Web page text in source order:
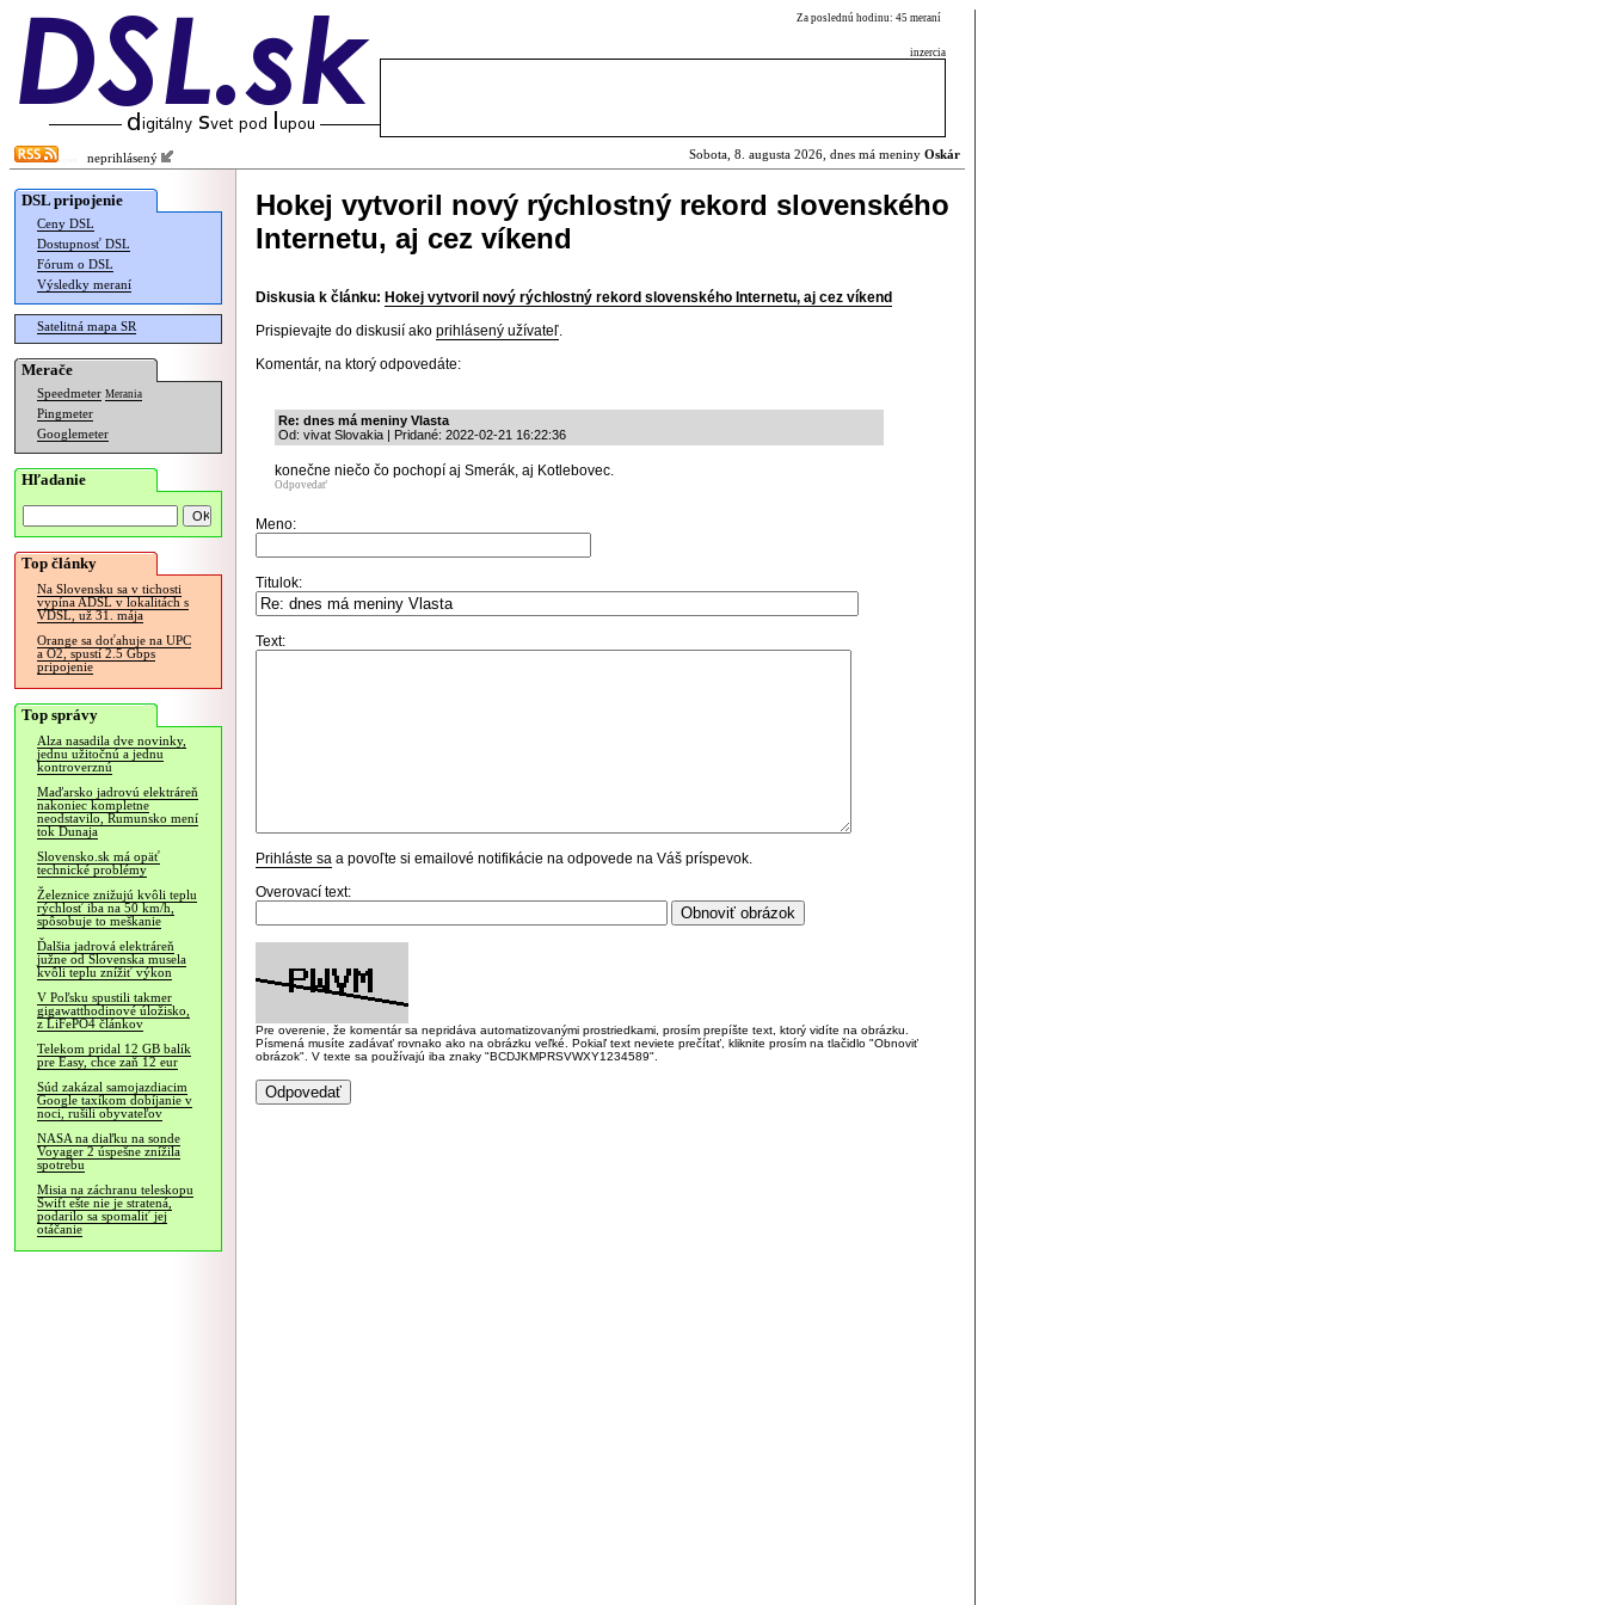
Za poslednú hodinu: 45 meraní
inzercia
neprihlásený Sobota, 8. augusta 2026, dnes má meniny Oskár
DSL pripojenie
Ceny DSL
Dostupnosť DSL
Fórum o DSL
Výsledky meraní
Satelitná mapa SR
Merače
Speedmeter Merania
Pingmeter
Googlemeter
Hľadanie
Top články
Na Slovensku sa v tichosti
vypína ADSL v lokalitách s
VDSL, už 31. mája
Orange sa doťahuje na UPC
a O2, spustí 2.5 Gbps
pripojenie
Top správy
Alza nasadila dve novinky,
jednu užitočnú a jednu
kontroverznú
Maďarsko jadrovú elektráreň
nakoniec kompletne
neodstavilo, Rumunsko mení
tok Dunaja
Slovensko.sk má opäť
technické problémy
Železnice znižujú kvôli teplu
rýchlosť iba na 50 km/h,
spôsobuje to meškanie
Ďalšia jadrová elektráreň
južne od Slovenska musela
kvôli teplu znížiť výkon
V Poľsku spustili takmer
gigawatthodinové úložisko,
z LiFePO4 článkov
Telekom pridal 12 GB balík
pre Easy, chce zaň 12 eur
Súd zakázal samojazdiacim
Google taxíkom dobíjanie v
noci, rušili obyvateľov
NASA na diaľku na sonde
Voyager 2 úspešne znížila
spotrebu
Misia na záchranu teleskopu
Swift ešte nie je stratená,
podarilo sa spomaliť jej
otáčanie
Hokej vytvoril nový rýchlostný rekord slovenského
Internetu, aj cez víkend
Diskusia k článku: Hokej vytvoril nový rýchlostný rekord slovenského Internetu, aj cez víkend
Prispievajte do diskusií ako prihlásený užívateľ.
Komentár, na ktorý odpovedáte:
Re: dnes má meniny Vlasta
Od: vivat Slovakia | Pridané: 2022-02-21 16:22:36
konečne niečo čo pochopí aj Smerák, aj Kotlebovec.
Odpovedať
Meno:
Titulok:
Text:
Prihláste sa a povoľte si emailové notifikácie na odpovede na Váš príspevok.
Overovací text:
Pre overenie, že komentár sa nepridáva automatizovanými prostriedkami, prosím prepíšte text, ktorý vidíte na obrázku.
Písmená musíte zadávať rovnako ako na obrázku veľké. Pokiaľ text neviete prečítať, kliknite prosím na tlačidlo "Obnoviť
obrázok". V texte sa používajú iba znaky "BCDJKMPRSVWXY1234589".